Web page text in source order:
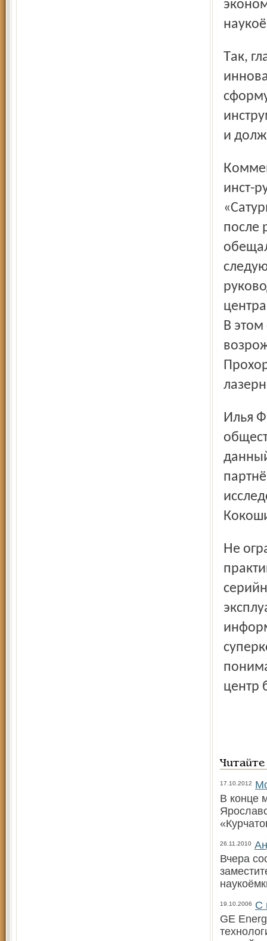
Так, главная задача созданного на базе «Сатурна»
и
Комментируя эти планы, Андрей Кокошин назвал пуск
инст-
после
В этом
Илья Фёдоров предпочёл до времени не раскрывать
Не ограничившись переговорами, партнёры перешли к
центр
17.10.2012
В конце
26.11.2010
Вчера
19.10.2006
С
GE